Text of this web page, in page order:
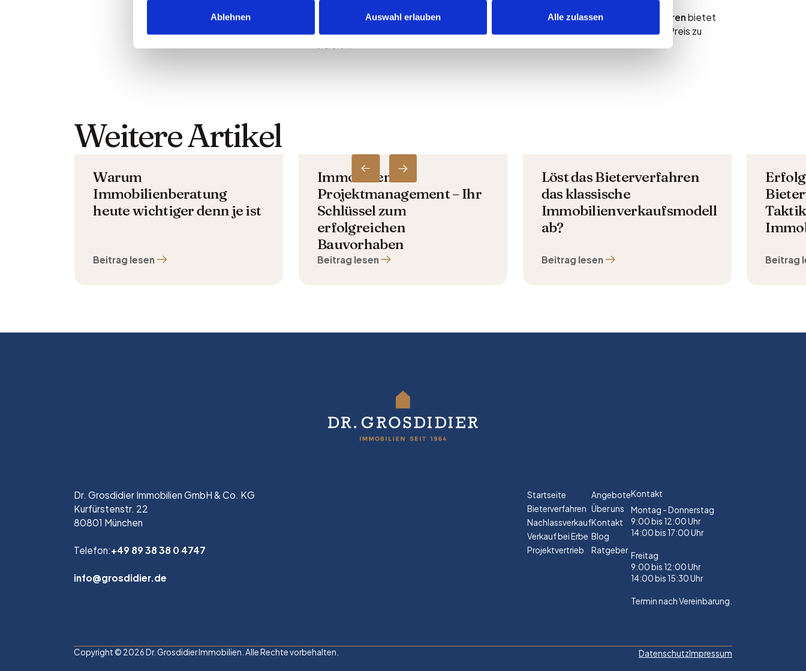
Ablehnen Auswahl erlauben Alle zulassen
klassische Maklerverkauf bleibt in München die erste Wahl. Das Bieterverfahren bietet
jedoch eine moderne Alternative, um in einem angespannten Markt den optimalen Preis zu
Weitere Artikel
Warum
Immobilienberatung
heute wichtiger denn je ist
Beitrag lesen
Immobilien
Projektmanagement – Ihr
Schlüssel zum
erfolgreichen
Bauvorhaben
Beitrag lesen
Löst das Bieterverfahren
das klassische
Immobilienverkaufsmodell
ab?
Beitrag lesen Beitrag
Dr. Grosdidier Immobilien GmbH & Co. KG
Kurfürstenstr. 22
80801 München
Telefon:+49 89 38 38 0 4747
info@grosdidier.de
Startseite
Bieterverfahren
Nachlassverkauf
Verkauf bei Erbe
Projektvertrieb
Angebote
Über uns
Kontakt
Blog
Ratgeber
Kontakt
Montag - Donnerstag
9:00 bis 12:00 Uhr
14:00 bis 17:00 Uhr
Freitag
9:00 bis 12:00 Uhr
14:00 bis 15:30 Uhr
Termin nach Vereinbarung.
Copyright © 2026 Dr. Grosdidier Immobilien. Alle Rechte vorbehalten. DatenschutzImpressum